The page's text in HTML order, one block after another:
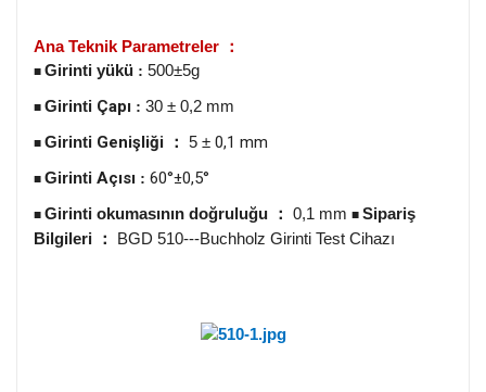
Ana Teknik Parametreler ：
■ Girinti yükü : 500±5g
■ Girinti Çapı : 30 ± 0,2 mm
■ Girinti Genişliği ： 5 ± 0,1 mm
■ Girinti Açısı : 60°±0,5°
■ Girinti okumasının doğruluğu ： 0,1 mm ■ Sipariş
Bilgileri
： BGD 510---Buchholz Girinti Test Cihazı